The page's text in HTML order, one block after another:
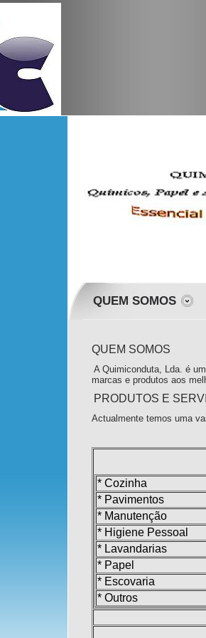
QUEM SOMOS
QUEM SOMOS
A Quimiconduta, Lda. é
marcas e produtos aos
PRODUTOS E
Actualmente temos uma
* Cozinha
* Pavimentos
* Manutenção
* Higiene Pessoal
* Lavandarias
* Papel
* Escovaria
* Outros